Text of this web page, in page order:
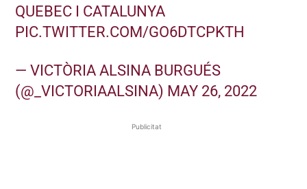
QUEBEC I CATALUNYA
PIC.TWITTER.COM/GO6DTCPKTH
— VICTÒRIA ALSINA BURGUÉS
(@_VICTORIAALSINA) MAY 26, 2022
Publicitat